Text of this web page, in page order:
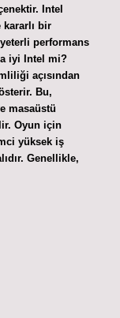
Intel
kararlı bir
performans
iyi Intel mi?
açısından
Bu,
masaüstü
Oyun için
yüksek iş
Genellikle,